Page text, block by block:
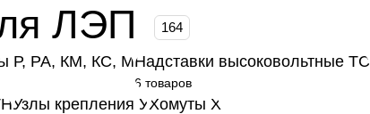
ЛЭП 164
Р, РА, КМ, КС, МНадставки высоковольтные ТС
6 товаров
Узлы крепления УХомуты Х